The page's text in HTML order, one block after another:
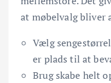
at møbelvalg bliver
Vælg
er plads til at
Brug skabe helt